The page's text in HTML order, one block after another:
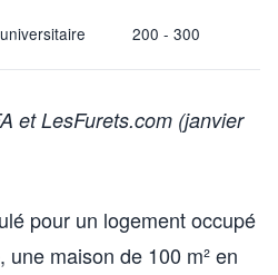
200 - 300
et LesFurets.com (janvier
pour un logement occupé
une maison de 100 m² en